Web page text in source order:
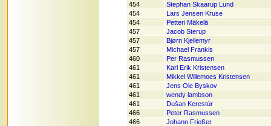
454
Stephan Skaarup Lund
454
Lars Jensen Kruse
454
Petteri Mäkelä
457
Jacob Sterup
457
Bjørn Kjellemyr
457
Michael Frankis
460
Per Rasmussen
461
Karl Erik Kristensen
461
Mikkel Willemoes Kristensen
461
Jens Ole Byskov
461
wendy lambson
461
Dušan Kerestúr
466
Peter Rasmussen
466
Johann Frießer